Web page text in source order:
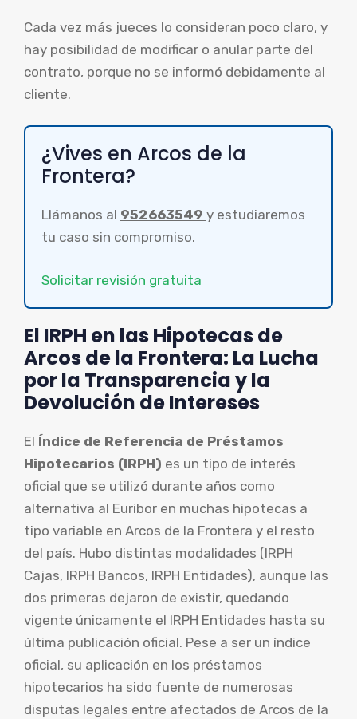
Cada vez más jueces lo consideran poco claro, y
hay posibilidad de modificar o anular parte del
contrato, porque no se informó debidamente al
cliente.
¿Vives en Arcos de la
Frontera?
Llámanos al 952663549 y estudiaremos
tu caso sin compromiso.
Solicitar revisión gratuita
El IRPH en las Hipotecas de
Arcos de la Frontera: La Lucha
por la Transparencia y la
Devolución de Intereses
El Índice de Referencia de Préstamos
Hipotecarios (IRPH) es un tipo de interés
oficial que se utilizó durante años como
alternativa al Euribor en muchas hipotecas a
tipo variable en Arcos de la Frontera y el resto
del país. Hubo distintas modalidades (IRPH
Cajas, IRPH Bancos, IRPH Entidades), aunque las
dos primeras dejaron de existir, quedando
vigente únicamente el IRPH Entidades hasta su
última publicación oficial. Pese a ser un índice
oficial, su aplicación en los préstamos
hipotecarios ha sido fuente de numerosas
disputas legales entre afectados de Arcos de la